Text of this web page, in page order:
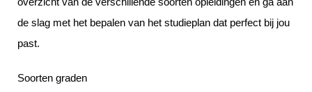
de slag met het bepalen van het studieplan dat perfect bij jou
past.
Soorten graden